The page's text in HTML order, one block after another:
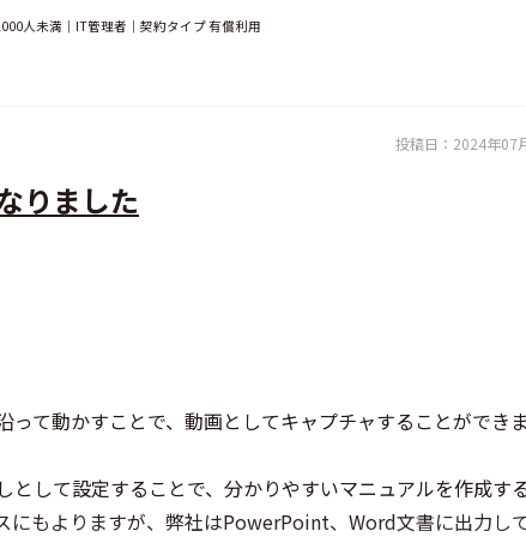
人未満｜IT管理者｜契約タイプ 有償利用
投稿日： 2024年07
りました
て動かすことで、動画としてキャプチャすることができま
して設定することで、分かりやすいマニュアルを作成す
にもよりますが、弊社はPowerPoint、Word文書に出力し